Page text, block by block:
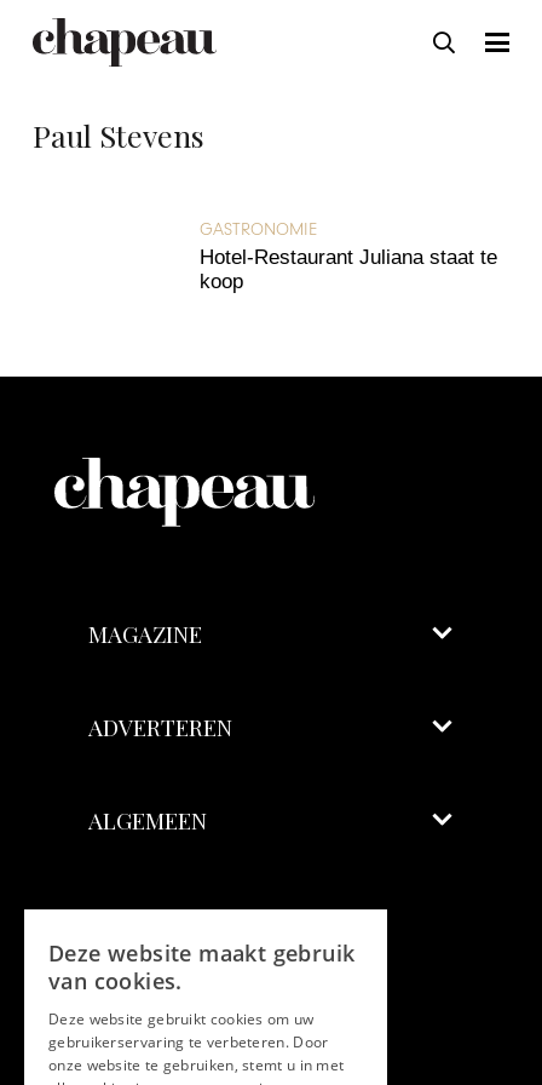
Paul Stevens
GASTRONOMIE
Hotel-Restaurant Juliana staat te
koop
MAGAZINE
ADVERTEREN
ALGEMEEN
Facebook
Twitter
Deze website maakt gebruik
van cookies.
Deze website gebruikt cookies om uw
gebruikerservaring te verbeteren. Door
onze website te gebruiken, stemt u in met